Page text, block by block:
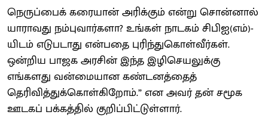
நெருப்பைக் கரையான் அரிக்கும் என்று சொன்னால்
யாராவது நம்புவார்களா? உங்கள் நாடகம் சிபிஐ(எம்)-
யிடம் எடுபடாது என்பதை புரிந்துகொள்வீர்கள்.
ஒன்றிய பாஜக அரசின் இந்த இழிசெயலுக்கு
எங்களது வன்மையான கண்டனத்தைத்
தெரிவித்துக்கொள்கிறோம்.” என அவர் தன் சமூக
ஊடகப் பக்கத்தில் குறிப்பிட்டுள்ளார்.